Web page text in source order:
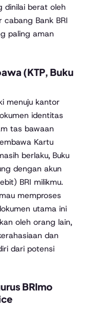
dinilai berat oleh
Bank BRI
paling aman
(KTP, Buku
menuju kantor
identitas
tas bawaan
Kartu
berlaku, Buku
dengan akun
BRI milikmu.
memproses
utama ini
oleh orang lain,
dan
dari potensi
BRImo